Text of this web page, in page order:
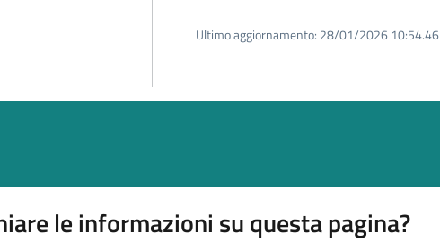
Ultimo aggiornamento: 28/01/2026 10:54.46
le informazioni su questa pagina?